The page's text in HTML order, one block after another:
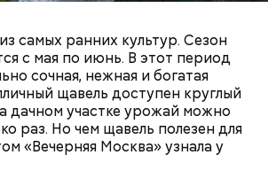
самых ранних культур. Сезон
с мая по июнь. В этот период
сочная, нежная и богатая
щавель доступен круглый
дачном участке урожай можно
раз. Но чем щавель полезен для
«Вечерняя Москва» узнала у
образованию
РАСТЕНИЯ